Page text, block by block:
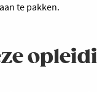
te pakken.